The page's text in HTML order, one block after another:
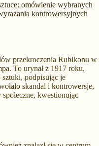
omówienie wybranych
kontrowersyjnych
przekroczenia Rubikonu w
To urynał z 1917 roku,
sztuki, podpisując je
skandal i kontrowersje,
kwestionując